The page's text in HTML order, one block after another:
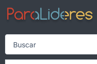
Skip
content
Search